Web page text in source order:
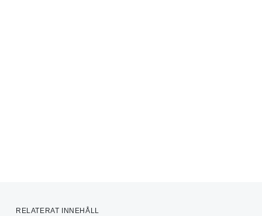
RELATERAT INNEHÅLL